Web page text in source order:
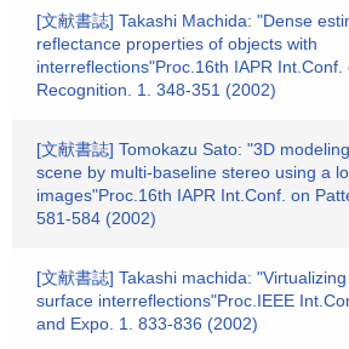
[文献書誌] Takashi Machida: "Dense
reflectance properties of objects with
interreflections"Proc.16th IAPR Int.Conf.
Recognition. 1. 348-351 (2002)
[文献書誌] Tomokazu Sato: "3D
scene by multi-baseline stereo using a
images"Proc.16th IAPR Int.Conf. on
581-584 (2002)
[文献書誌] Takashi machida:
surface interreflections"Proc.IEEE
and Expo. 1. 833-836 (2002)